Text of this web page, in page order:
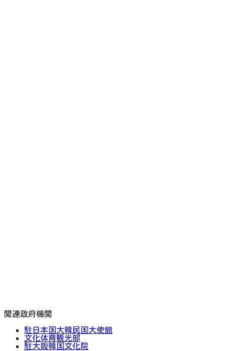
関連政府機関
駐日本国大韓民国大使館
文化体育観光部
駐大阪韓国文化院